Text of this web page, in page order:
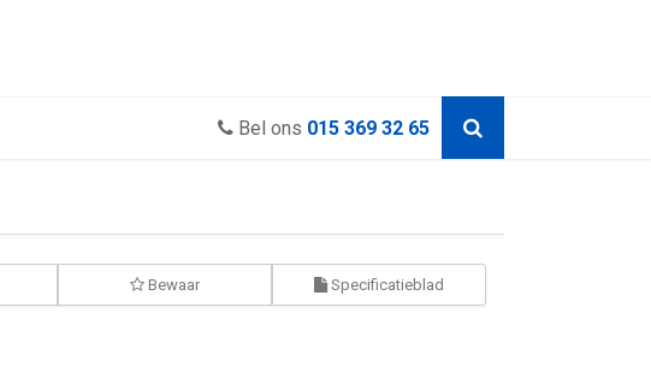
Bel ons 015 369 32 65
Bewaar Specificatieblad